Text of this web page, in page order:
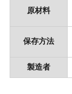
原材料
保存方法
製造者